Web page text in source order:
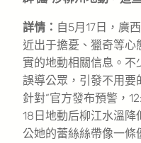
詳情： 自5月17日，廣
近出于擔憂、獵奇等心
實的地動相關信息。不
誤導公眾，引發不用要
針對“官方發布預警，
18日地動后柳江水溫降
公她的蕾絲絲帶像一條